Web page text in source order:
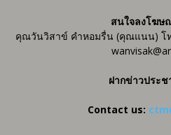
สนใจลงโฆษ
คุณวันวิสาข์ คำหอมรื่น (คุณแนน) โท
ฝากข่าวประ
Contact us: